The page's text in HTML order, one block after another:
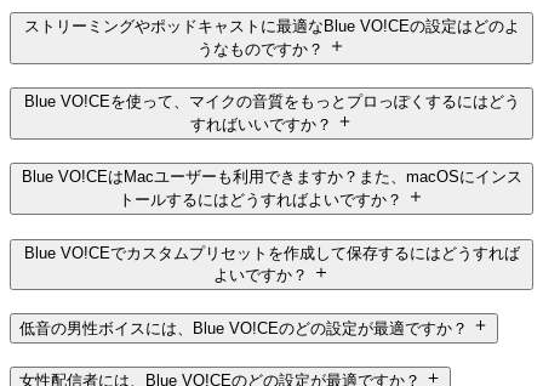
ストリーミングやポッドキャストに最適なBlue VO!CEの設定はどのよ
うなものですか？
Blue VO!CEを使って、マイクの音質をもっとプロっぽくするにはどう
すればいいですか？
Blue VO!CEはMacユーザーも利用できますか？また、macOSにインス
トールするにはどうすればよいですか？
Blue VO!CEでカスタムプリセットを作成して保存するにはどうすれば
よいですか？
低音の男性ボイスには、Blue VO!CEのどの設定が最適ですか？
女性配信者には、Blue VO!CEのどの設定が最適ですか？